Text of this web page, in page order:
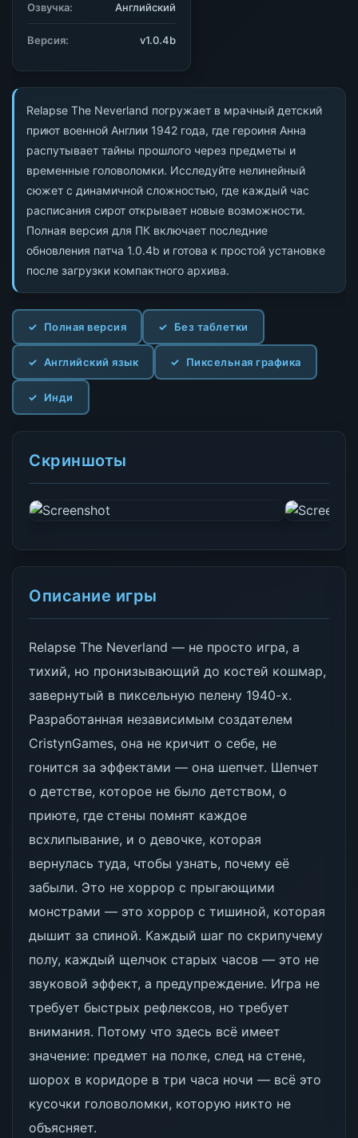
Relapse The Neverland погружает в мрачный детский
приют военной Англии 1942 года, где героиня Анна
распутывает тайны прошлого через предметы и
временные головоломки. Исследуйте нелинейный
сюжет с динамичной сложностью, где каждый час
расписания сирот открывает новые возможности.
Полная версия для ПК включает последние
обновления патча 1.0.4b и готова к простой установке
после загрузки компактного архива.
Полная версия Без таблетки
Английский язык Пиксельная графика
Инди
Скриншоты
Описание игры
Relapse The Neverland — не просто игра, а
тихий, но пронизывающий до костей кошмар,
завернутый в пиксельную пелену 1940-х.
Разработанная независимым создателем
CristynGames, она не кричит о себе, не
гонится за эффектами — она шепчет. Шепчет
о детстве, которое не было детством, о
приюте, где стены помнят каждое
всхлипывание, и о девочке, которая
вернулась туда, чтобы узнать, почему её
забыли. Это не хоррор с прыгающими
монстрами — это хоррор с тишиной, которая
дышит за спиной. Каждый шаг по скрипучему
полу, каждый щелчок старых часов — это не
звуковой эффект, а предупреждение. Игра не
требует быстрых рефлексов, но требует
внимания. Потому что здесь всё имеет
значение: предмет на полке, след на стене,
шорох в коридоре в три часа ночи — всё это
кусочки головоломки, которую никто не
объясняет.
Озвучка: Английский
Версия: v1.0.4b